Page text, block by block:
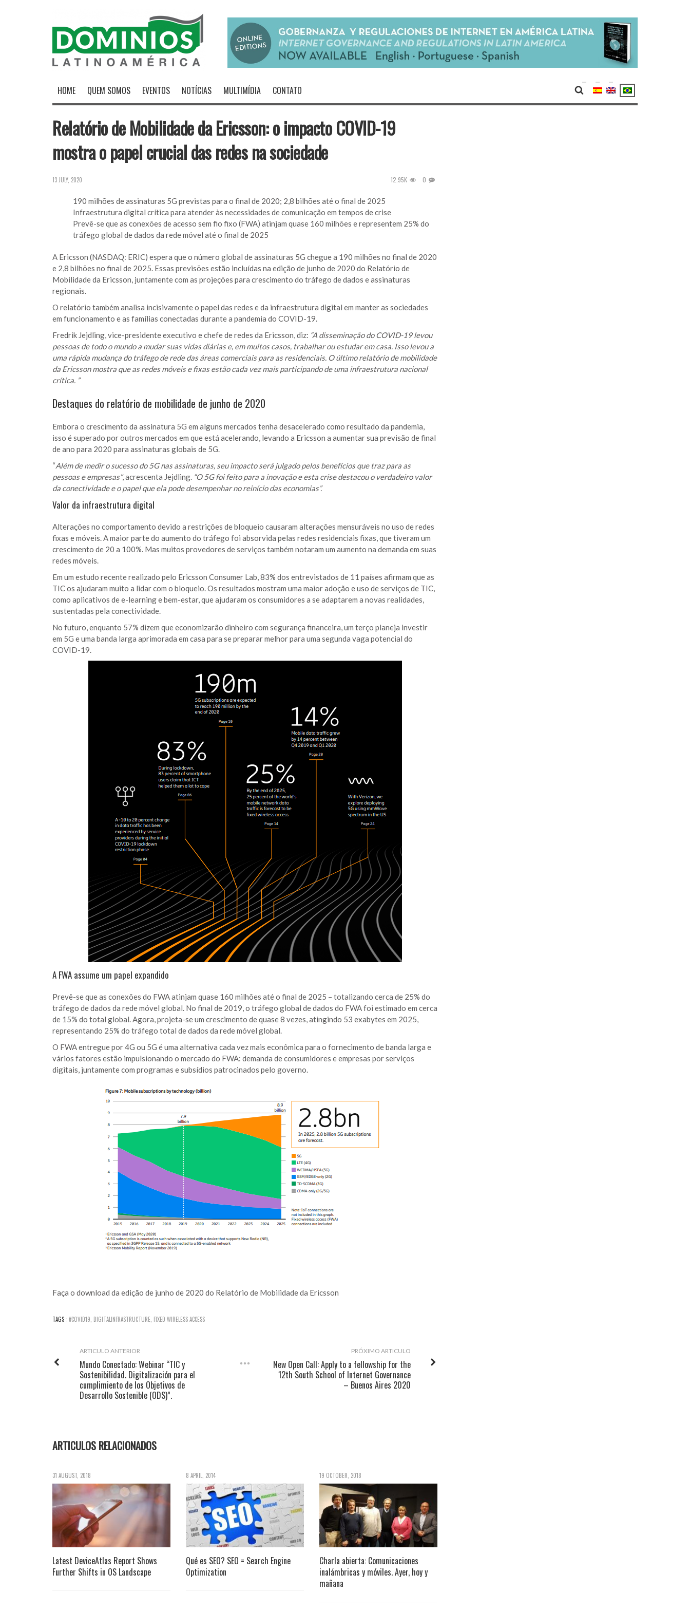
HOME QUEM SOMOS EVENTOS NOTÍCIAS MULTIMÍDIA CONTATO
Relatório de Mobilidade da Ericsson: o impacto COVID-19
mostra o papel crucial das redes na sociedade
13 JULY, 2020 12.95K 0
190 milhões de assinaturas 5G previstas para o final de 2020; 2,8 bilhões até o final de 2025
Infraestrutura digital crítica para atender às necessidades de comunicação em tempos de crise
Prevê-se que as conexões de acesso sem fio fixo (FWA) atinjam quase 160 milhões e representem 25% do
tráfego global de dados da rede móvel até o final de 2025
A Ericsson (NASDAQ: ERIC) espera que o número global de assinaturas 5G chegue a 190 milhões no final de 2020
e 2,8 bilhões no final de 2025. Essas previsões estão incluídas na edição de junho de 2020 do Relatório de
Mobilidade da Ericsson, juntamente com as projeções para crescimento do tráfego de dados e assinaturas
regionais.
O relatório também analisa incisivamente o papel das redes e da infraestrutura digital em manter as sociedades
em funcionamento e as famílias conectadas durante a pandemia do COVID-19.
Fredrik Jejdling, vice-presidente executivo e chefe de redes da Ericsson, diz: “A disseminação do COVID-19 levou
pessoas de todo o mundo a mudar suas vidas diárias e, em muitos casos, trabalhar ou estudar em casa. Isso levou a
uma rápida mudança do tráfego de rede das áreas comerciais para as residenciais. O último relatório de mobilidade
da Ericsson mostra que as redes móveis e fixas estão cada vez mais participando de uma infraestrutura nacional
crítica. ”
Destaques do relatório de mobilidade de junho de 2020
Embora o crescimento da assinatura 5G em alguns mercados tenha desacelerado como resultado da pandemia,
isso é superado por outros mercados em que está acelerando, levando a Ericsson a aumentar sua previsão de final
de ano para 2020 para assinaturas globais de 5G.
“Além de medir o sucesso do 5G nas assinaturas, seu impacto será julgado pelos benefícios que traz para as
pessoas e empresas”, acrescenta Jejdling. “O 5G foi feito para a inovação e esta crise destacou o verdadeiro valor
da conectividade e o papel que ela pode desempenhar no reinício das economias”.
Valor da infraestrutura digital
Alterações no comportamento devido a restrições de bloqueio causaram alterações mensuráveis no uso de redes
fixas e móveis. A maior parte do aumento do tráfego foi absorvida pelas redes residenciais fixas, que tiveram um
crescimento de 20 a 100%. Mas muitos provedores de serviços também notaram um aumento na demanda em suas
redes móveis.
Em um estudo recente realizado pelo Ericsson Consumer Lab, 83% dos entrevistados de 11 países afirmam que as
TIC os ajudaram muito a lidar com o bloqueio. Os resultados mostram uma maior adoção e uso de serviços de TIC,
como aplicativos de e-learning e bem-estar, que ajudaram os consumidores a se adaptarem a novas realidades,
sustentadas pela conectividade.
No futuro, enquanto 57% dizem que economizarão dinheiro com segurança financeira, um terço planeja investir
em 5G e uma banda larga aprimorada em casa para se preparar melhor para uma segunda vaga potencial do
COVID-19.
A FWA assume um papel expandido
Prevê-se que as conexões do FWA atinjam quase 160 milhões até o final de 2025 – totalizando cerca de 25% do
tráfego de dados da rede móvel global. No final de 2019, o tráfego global de dados do FWA foi estimado em cerca
de 15% do total global. Agora, projeta-se um crescimento de quase 8 vezes, atingindo 53 exabytes em 2025,
representando 25% do tráfego total de dados da rede móvel global.
O FWA entregue por 4G ou 5G é uma alternativa cada vez mais econômica para o fornecimento de banda larga e
vários fatores estão impulsionando o mercado do FWA: demanda de consumidores e empresas por serviços
digitais, juntamente com programas e subsídios patrocinados pelo governo.
Faça o download da edição de junho de 2020 do Relatório de Mobilidade da Ericsson
TAGS : #COVID19 DIGITALINFRASTRUCTURE FIXED WIRELESS ACCESS
PRÓXIMO ARTICULO
New Open Call: Apply to a fellowship for the
12th South School of Internet Governance
– Buenos Aires 2020
ARTICULO ANTERIOR
Mundo Conectado: Webinar “TIC y
Sostenibilidad. Digitalización para el
cumplimiento de los Objetivos de
Desarrollo Sostenible (ODS)”.
ARTICULOS RELACIONADOS
31 AUGUST, 2018
Latest DeviceAtlas Report Shows
Further Shifts in OS Landscape
8 APRIL, 2014
Qué es SEO? SEO = Search Engine
Optimization
19 OCTOBER, 2018
Charla abierta: Comunicaciones
inalámbricas y móviles. Ayer, hoy y
mañana